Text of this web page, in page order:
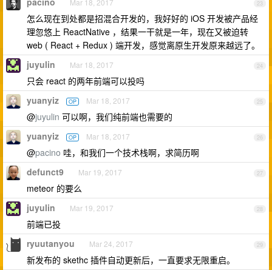
23
Mar 18, 2017
怎么现在到处都是招混合开发的，我好好的 iOS 开发被产品经
理忽悠上 ReactNative ，结果一干就是一年，现在又被迫转
web ( React + Redux ) 端开发，感觉离原生开发原来越远了。
24
juyulin Mar 18, 2017
只会 react 的两年前端可以投吗
25
yuanyiz OP Mar 18, 2017
@juyulin 可以啊，我们纯前端也需要的
26
yuanyiz OP Mar 18, 2017
@pacino 哇，和我们一个技术栈啊，求简历啊
27
defunct9 Mar 19, 2017
meteor 的要么
28
juyulin Mar 19, 2017
前端已投
29
ryuutanyou Mar 24, 2017
新发布的 skethc 插件自动更新后，一直要求无限重启。